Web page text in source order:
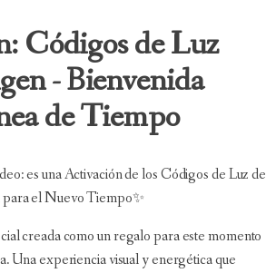
Códigos de Luz
- Bienvenida
de Tiempo
es una Activación de los Códigos de Luz de
el Nuevo Tiempo✨
creada como un regalo para este momento
Una experiencia visual y energética que